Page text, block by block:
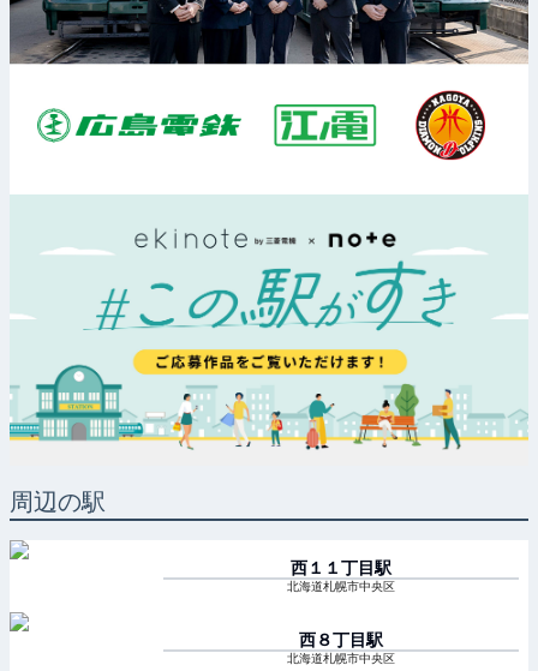
周辺の駅
西１１丁目駅
北海道札幌市中央区
西８丁目駅
北海道札幌市中央区